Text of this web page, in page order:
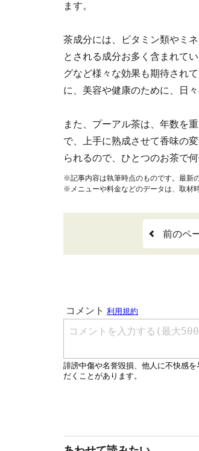
ます。
茶成分には、ビタミン類やミ
とされる成分お多く含まれて
グなど様々な効果も期待され
に、美容や健康のために、日
また、プーアル茶は、年数を
で、上手に熟成させて香味の
られるので、ひとつのお茶で
※記事内容は執筆時点のものです。最新
※メニューや料金などのデータは、取材
前のペ